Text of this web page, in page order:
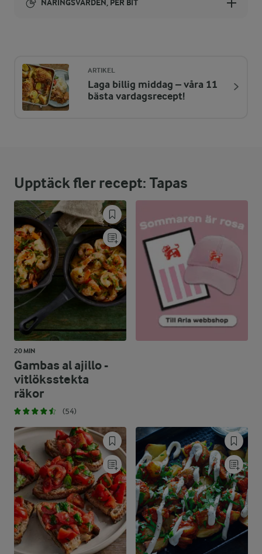
NÄRINGSVÄRDEN, PER BIT
ENERGIDISTRIBUTION %
NÄRINGSVÄRDEN PER BIT
Fett:
31,4 %
3,8 g
Kolhydrater:
44 %
11,6 g
ARTIKEL
Laga billig middag – våra 11
bästa vardagsrecept!
Upptäck fler recept: Tapas
20 MIN
Gambas al ajillo -
vitlöksstekta
räkor
(54)